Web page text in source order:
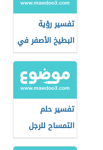
تفسير رؤية
البطيخ الأصفر في
المنام
تفسير حلم
التمساح للرجل